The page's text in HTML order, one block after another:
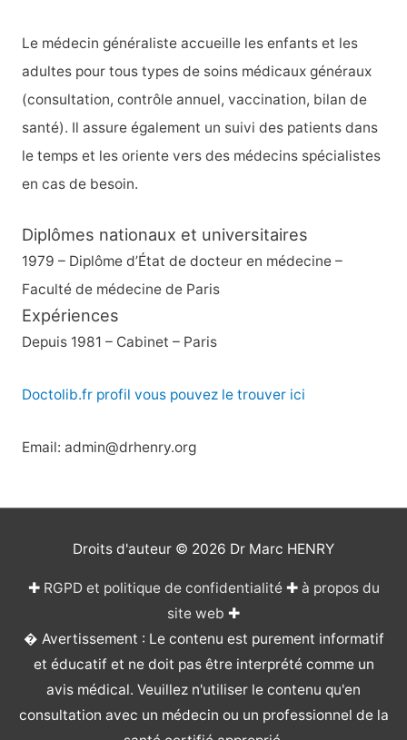
h
e
r
:
Le médecin généraliste accueille les enfants et les
adultes pour tous types de soins médicaux généraux
(consultation, contrôle annuel, vaccination, bilan de
santé). Il assure également un suivi des patients dans
le temps et les oriente vers des médecins spécialistes
en cas de besoin.
Diplômes nationaux et universitaires
1979 – Diplôme d’État de docteur en médecine –
Faculté de médecine de Paris
Expériences
Depuis 1981 – Cabinet – Paris
Doctolib.fr profil vous pouvez le trouver ici
Email: admin@drhenry.org
Droits d'auteur © 2026 Dr Marc HENRY
✚ RGPD et politique de confidentialité✚ à propos du
site web ✚
� Avertissement : Le contenu est purement informatif
et éducatif et ne doit pas être interprété comme un
avis médical. Veuillez n'utiliser le contenu qu'en
consultation avec un médecin ou un professionnel de la